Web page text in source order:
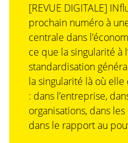
[REVUE DIGITALE]
prochain numéro à
centrale dans
ce que la singularité à
standardisation
la singularité là où elle
: dans l’entreprise,
organisations, dans
dans le rapport au